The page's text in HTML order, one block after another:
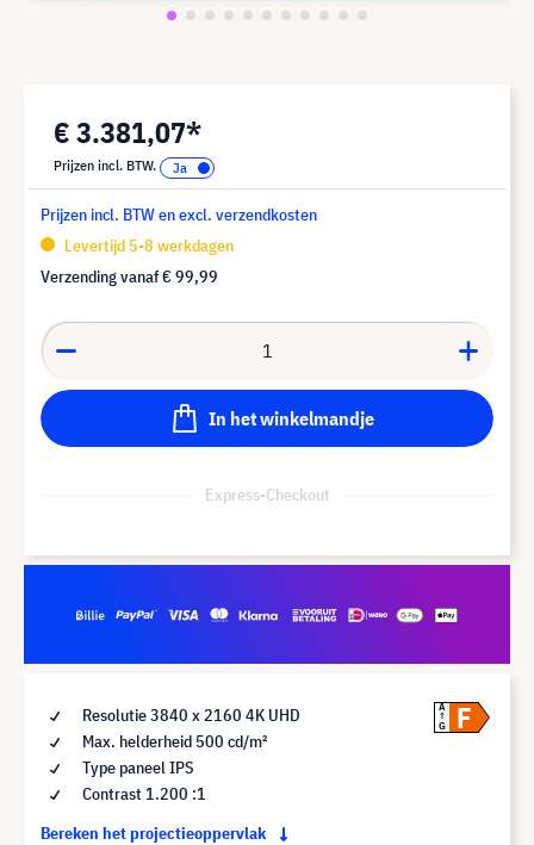
€ 3.381,07*
Prijzen incl. BTW.
Prijzen incl. BTW en excl. verzendkosten
Levertijd 5-8 werkdagen
Verzending vanaf€ 99,99
In het winkelmandje
Express-Checkout
Resolutie 3840 x 2160 4K UHD
Max. helderheid 500 cd/m²
Type paneel IPS
Contrast 1.200 :1
Bereken het projectieoppervlak
A
G
F